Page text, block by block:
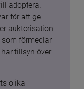
adoptera.
för att ge
auktorisation
förmedlar
tillsyn över
olika